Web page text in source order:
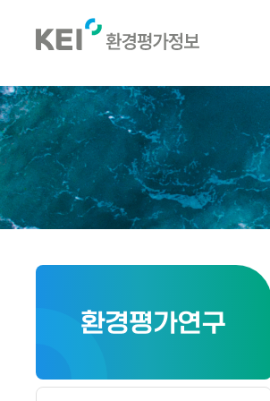
메인으로
이동
환경평가연구